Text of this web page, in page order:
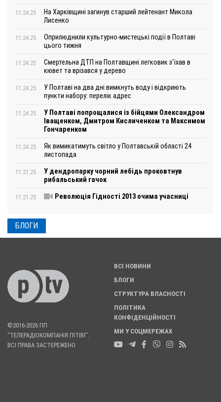
11.24.25
На Харківщині загинув старший лейтенант Микола
Лисенко
11.24.25
Оприлюднили культурно-мистецькі події в Полтаві
цього тижня
11.24.25
Смертельна ДТП на Полтавщині легковик з‘їхав в
кювет та врізався у дерево
11.24.25
У Полтаві на два дні вимкнуть воду і відкриють
пункти набору: перелік адрес
11.24.25
У Полтаві попрощалися із бійцями Олександром
Іващенком, Дмитром Кисличенком та Максимом
Гончаренком
11.24.25
Як вимикатимуть світло у Полтавській області 24
листопада
11.21.25
У дендропарку чорний лебідь проковтнув
рибальський гачок
11.21.25 Революція Гідності 2013 очима учасниці
БЛОГИ
©2016-2026 ПП
"ТЕЛЕРАДІОКОМПАНІЯ ПІТІВІ".
ВСІ ПРАВА ЗАСТЕРЕЖЕНО
ВСІ НОВИНИ
БЛОГИ
СТРУКТУРА ВЛАСНОСТІ
ПОЛІТИКА
КОНФІДЕНЦІЙНОСТІ
МИ У СОЦМЕРЕЖАХ